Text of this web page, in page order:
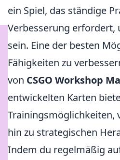
ein Spiel, das ständige
Verbesserung erfordert,
sein. Eine der besten
Fähigkeiten zu
von CSGO Workshop
entwickelten Karten
Trainingsmöglichkeiten,
hin zu strategischen
Indem du regelmäßig